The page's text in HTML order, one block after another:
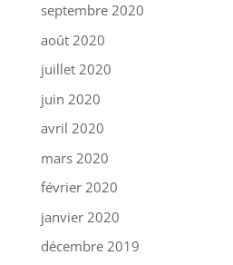
septembre 2020
août 2020
juillet 2020
juin 2020
avril 2020
mars 2020
février 2020
janvier 2020
décembre 2019